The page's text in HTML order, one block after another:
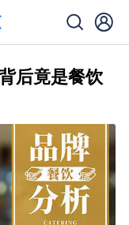
后竟是餐饮